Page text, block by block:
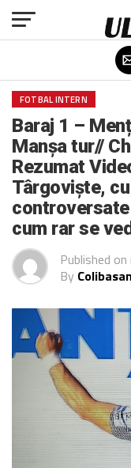
FOTBAL INTERN
Baraj 1 –
Manșa tur//
Rezumat
Târgoviște,
cum rar se
Published on
By